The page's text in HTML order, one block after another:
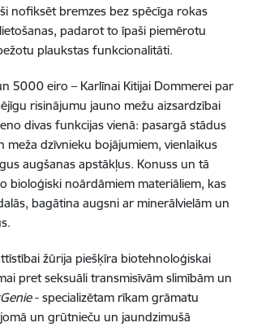
nofiksēt bremzes bez spēcīga rokas
padarot to īpaši piemērotu
plaukstas funkcionalitāti.
5000 eiro – Karlīnai Kitijai Dommerei par
risinājumu jauno mežu aizsardzībai
divas funkcijas vienā: pasargā stādus
meža dzīvnieku bojājumiem, vienlaikus
augšanas apstākļus. Konuss un tā
bioloģiski noārdāmiem materiāliem, kas
bagātina augsni ar minerālvielām un
žūrija piešķīra biotehnoloģiskai
pret seksuāli transmisīvām slimībām un
- specializētam rīkam grāmatu
un grūtnieču un jaundzimušā